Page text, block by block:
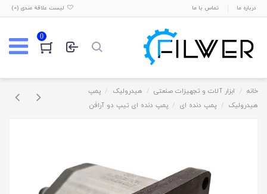
درباره ما تماس با ما لیست علاقه مندی (0
)
0
خانه ابزار آلات و تجهیزات صنعتی هیدرولیک
پمپ
هیدرولیک
پمپ دنده ای پمپ دنده ای تیپ دو آرافن